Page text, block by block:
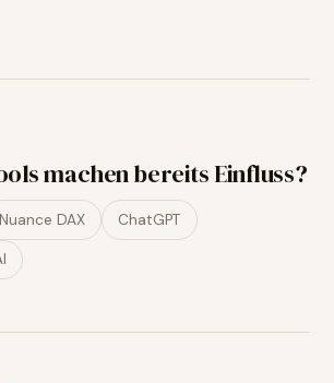
machen bereits Einfluss?
Nuance DAX ChatGPT